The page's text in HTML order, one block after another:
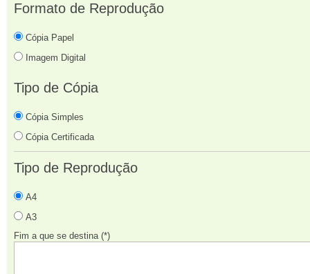
Formato de Reprodução
Cópia Papel
Imagem Digital
Tipo de Cópia
Cópia Simples
Cópia Certificada
Tipo de Reprodução
A4
A3
Fim a que se destina (*)